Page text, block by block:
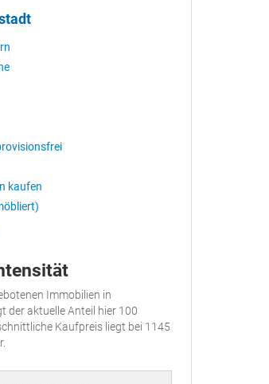
kaufen
Immobilien in
der aktuelle Anteil hier 100
Kaufpreis liegt bei 1145